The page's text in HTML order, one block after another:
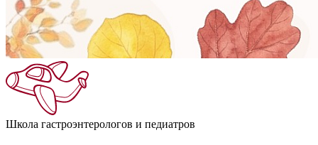
Школа гастроэнтерологов и педиатров